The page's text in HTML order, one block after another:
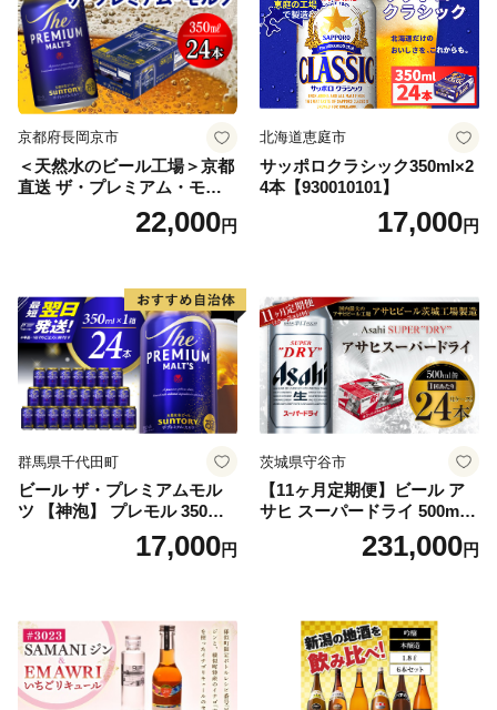
京都府長岡京市
＜天然水のビール工場＞京都
直送 ザ・プレミアム・モル
ツ 350ml×24本 プレモル [149
22,000円
北海道恵庭市
サッポロクラシック350ml×2
4本【930010101】
17,000円
群馬県千代田町
ビール ザ・プレミアムモル
ツ 【神泡】 プレモル 350ml
× 24本 サントリー〈天然水の
ビール工場〉群馬※沖縄・離
17,000円
茨城県守谷市
【11ヶ月定期便】ビール ア
サヒ スーパードライ 500ml 2
4本 1ケース×11ヶ月 | アサヒ
ビール 究極の辛口 酒 お酒 ア
uper dry 11回 缶ビール 缶 ギ
フト 内祝い 茨城県守谷市 送
料無料
231,000円